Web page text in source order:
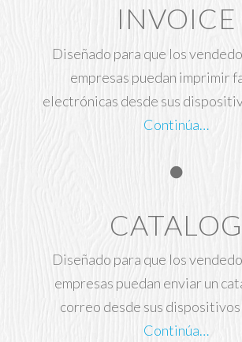
INVOICE
Diseñado para que los
empresas puedan imprimir
electrónicas desde sus
Continúa…
CATALOG
Diseñado para que los
empresas puedan enviar un
correo desde sus
Continúa…